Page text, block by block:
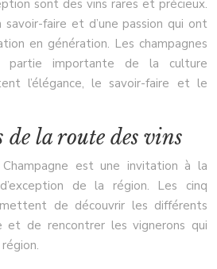
sont des vins rares et précieux.
faire et d’une passion qui ont
en génération. Les champagnes
partie importante de la culture
l’élégance, le savoir-faire et le
de la route des vins
est une invitation à la
de la région. Les cinq
de découvrir les différents
et de rencontrer les vignerons qui